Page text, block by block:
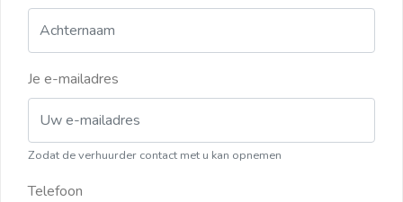
Je e-mailadres
Zodat de verhuurder contact met u kan opnemen
Telefoon